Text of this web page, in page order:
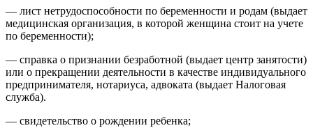
— лист нетрудоспособности по беременности и родам (выдает
медицинская организация, в которой женщина стоит на учете
по беременности);
— справка о признании безработной (выдает центр занятости)
или о прекращении деятельности в качестве индивидуального
предпринимателя, нотариуса, адвоката (выдает Налоговая
служба).
— свидетельство о рождении ребенка;